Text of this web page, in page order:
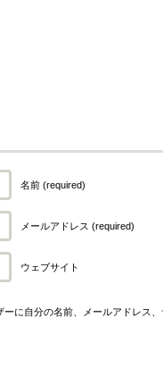
名前 (required)
メールアドレス (required)
ウェブサイト
に自分の名前、メールアドレス